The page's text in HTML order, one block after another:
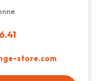
store.com